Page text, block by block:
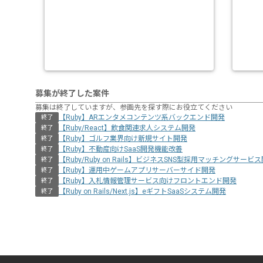
募集が終了した案件
募集は終了していますが、参画先を探す際にお役立てください
終了 【Ruby】ARエンタメコンテンツ系バックエンド開発
終了 【Ruby/React】飲食関連求人システム開発
終了 【Ruby】ゴルフ業界向け新規サイト開発
終了 【Ruby】不動産向けSaaS開発機能改善
終了 【Ruby/Ruby on Rails】ビジネスSNS型採用マッチングサービス
終了 【Ruby】運用中ゲームアプリサーバーサイド開発
終了 【Ruby】入札情報管理サービス向けフロントエンド開発
終了 【Ruby on Rails/Next.js】eギフトSaaSシステム開発